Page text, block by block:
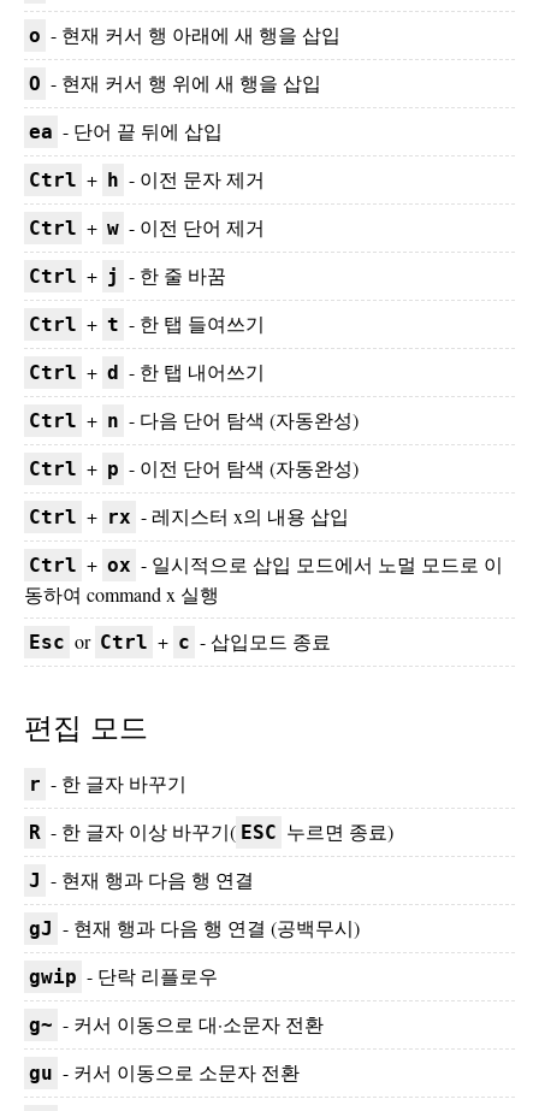
o - 현재 커서 행 아래에 새 행을 삽입
O - 현재 커서 행 위에 새 행을 삽입
ea - 단어 끝 뒤에 삽입
Ctrl + h - 이전 문자 제거
Ctrl + w - 이전 단어 제거
Ctrl + j - 한 줄 바꿈
Ctrl + t - 한 탭 들여쓰기
Ctrl + d - 한 탭 내어쓰기
Ctrl + n - 다음 단어 탐색 (자동완성)
Ctrl + p - 이전 단어 탐색 (자동완성)
Ctrl + rx - 레지스터 x의 내용 삽입
Ctrl + ox - 일시적으로 삽입 모드에서 노멀 모드로 이
동하여 command x 실행
Esc or Ctrl + c - 삽입모드 종료
편집 모드
r - 한 글자 바꾸기
R - 한 글자 이상 바꾸기( ESC 누르면 종료)
J - 현재 행과 다음 행 연결
gJ - 현재 행과 다음 행 연결 (공백무시)
gwip - 단락 리플로우
g~ - 커서 이동으로 대·소문자 전환
gu - 커서 이동으로 소문자 전환